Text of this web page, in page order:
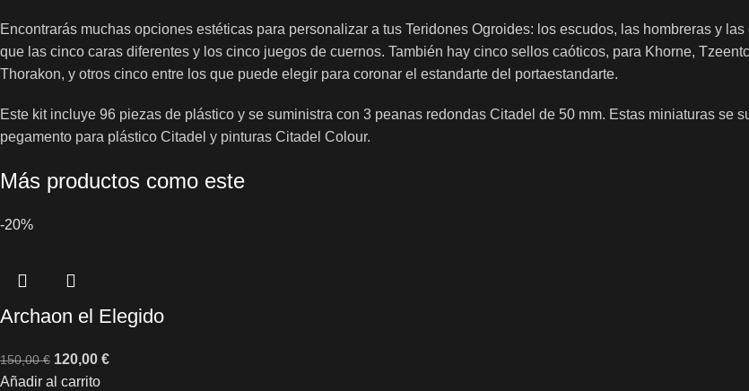
Encontrarás muchas opciones estéticas para personalizar a tus Teridones Ogroides: los escudos, las hombreras y
que las cinco caras diferentes y los cinco juegos de cuernos. También hay cinco sellos caóticos, para Khorne,
Thorakon, y otros cinco entre los que puede elegir para coronar el estandarte del portaestandarte.
Este kit incluye 96 piezas de plástico y se suministra con 3 peanas redondas Citadel de 50 mm. Estas miniaturas se
pegamento para plástico Citadel y pinturas Citadel Colour.
Más productos como este
-20%
Archaon el Elegido
150,00€ 120,00 €
Añadir al carrito